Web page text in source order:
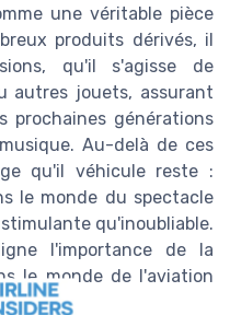
une véritable pièce
produits dérivés, il
qu'il s'agisse de
autres jouets, assurant
prochaines générations
Au-delà de ces
qu'il véhicule reste :
le monde du spectacle
qu'inoubliable.
l'importance de la
le monde de l'aviation